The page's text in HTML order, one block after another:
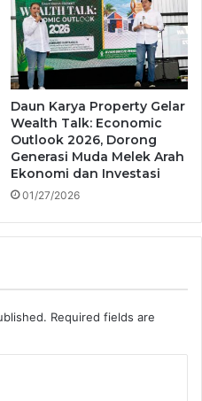
Daun Karya Property Gelar
Wealth Talk: Economic
Outlook 2026, Dorong
Generasi Muda Melek Arah
Ekonomi dan Investasi
01/27/2026
Required fields are